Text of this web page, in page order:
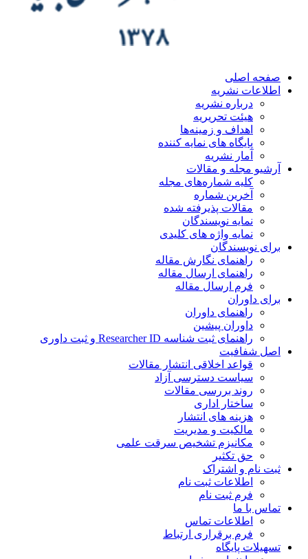
اصلی
نشریه
درباره نشریه
هیئت تحریریه
اهداف و زمینه‌ها
پایگاه های نمایه کننده
آمار نشریه
مجله و مقالات
کلیه شماره‌های مجله
آخرین شماره
مقالات پذیرفته شده
نمایه نویسندگان
نمایه واژه های کلیدی
نویسندگان
راهنمای نگارش مقاله
راهنمای ارسال مقاله
فرم ارسال مقاله
داوران
راهنمای داوران
داوران پیشین
راهنمای ثبت شناسه Researcher ID و ثبت داوری
شفافیت
قواعد اخلاقی انتشار مقالات
سیاست دسترسی آزاد
روند بررسی مقالات
ساختار اداری
هزینه های انتشار
مالکیت و مدیریت
ﻣﮑﺎﻧﯿﺰم ﺗﺸﺨﯿﺺ ﺳﺮﻗﺖ ﻋﻠﻤﯽ
حق تکثیر
نام و اشتراک
اطلاعات ثبت نام
فرم ثبت نام
با ما
اطلاعات تماس
فرم برقراری ارتباط
پایگاه